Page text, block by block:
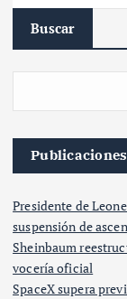
Buscar
Presidente de
suspensión de
Sheinbaum
vocería oficial
SpaceX supera